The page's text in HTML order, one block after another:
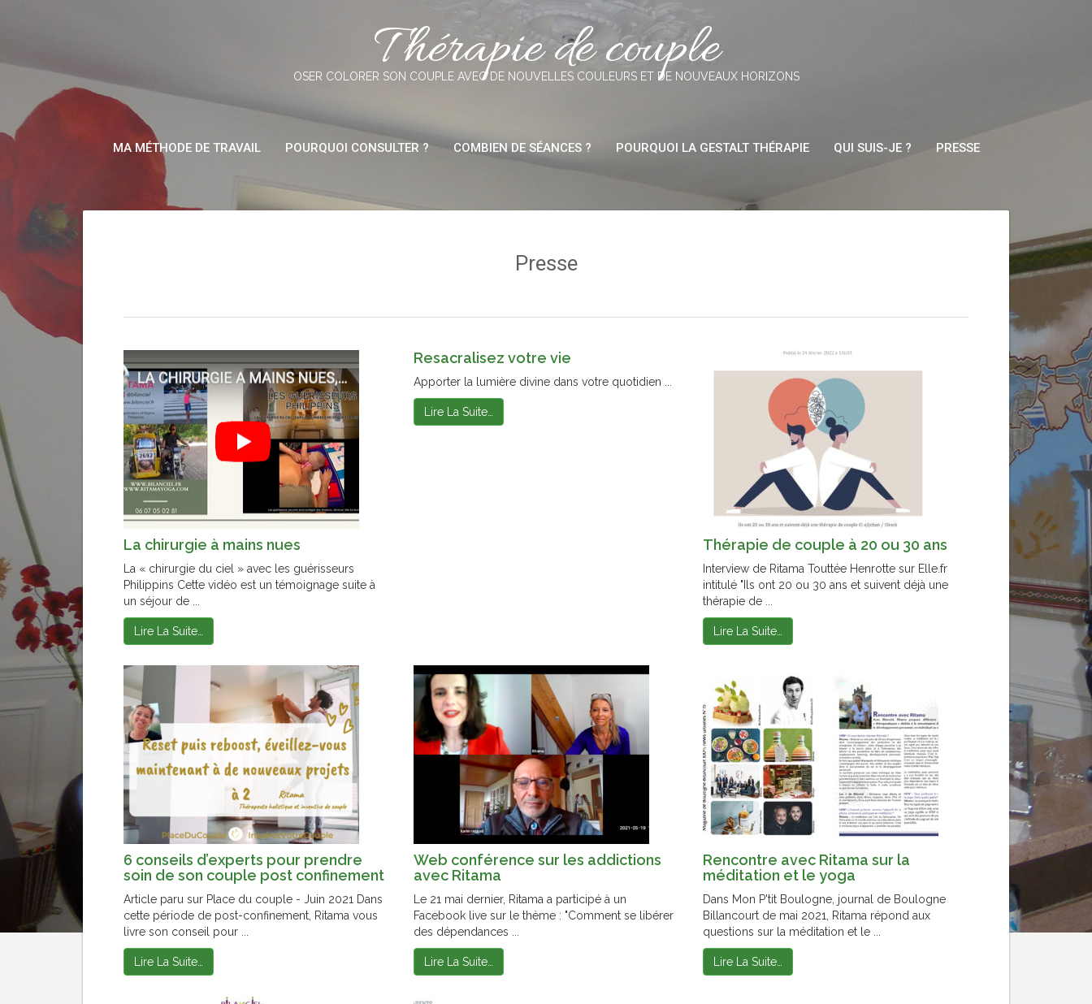
Thérapie de couple
OSER COLORER SON COUPLE AVEC DE NOUVELLES COULEURS ET DE NOUVEAUX HORIZONS
MA MÉTHODE DE TRAVAIL POURQUOI CONSULTER ? COMBIEN DE SÉANCES ? POURQUOI LA GESTALT THÉRAPIE QUI SUIS-JE ? PRESSE
Presse
La chirurgie à mains nues
La « chirurgie du ciel » avec les guérisseurs
Philippins Cette vidéo est un témoignage suite à
un séjour de ...
Lire La Suite…
Resacralisez votre vie
Apporter la lumière divine dans votre quotidien ...
Lire La Suite…
Thérapie de couple à 20 ou 30 ans
Interview de Ritama Touttée Henrotte sur Elle.fr
intitulé "Ils ont 20 ou 30 ans et suivent déjà une
thérapie de ...
Lire La Suite…
6 conseils d’experts pour prendre
soin de son couple post confinement
Article paru sur Place du couple - Juin 2021 Dans
cette période de post-confinement, Ritama vous
livre son conseil pour ...
Lire La Suite…
Web conférence sur les addictions
avec Ritama
Le 21 mai dernier, Ritama a participé à un
Facebook live sur le thème : "Comment se libérer
des dépendances ...
Lire La Suite…
Rencontre avec Ritama sur la
méditation et le yoga
Dans Mon P'tit Boulogne, journal de Boulogne
Billancourt de mai 2021, Ritama répond aux
questions sur la méditation et le ...
Lire La Suite…